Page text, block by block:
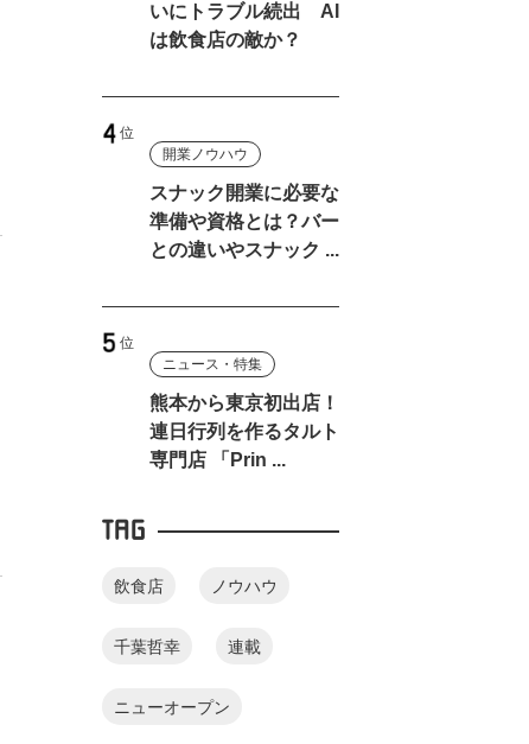
いにトラブル続出 AI
は飲食店の敵か？
開業ノウハウ
スナック開業に必要な
準備や資格とは？バー
との違いやスナック ...
ニュース・特集
熊本から東京初出店！
連日行列を作るタルト
専門店 「Prin ...
TAG
飲食店 ノウハウ
千葉哲幸 連載
ニューオープン